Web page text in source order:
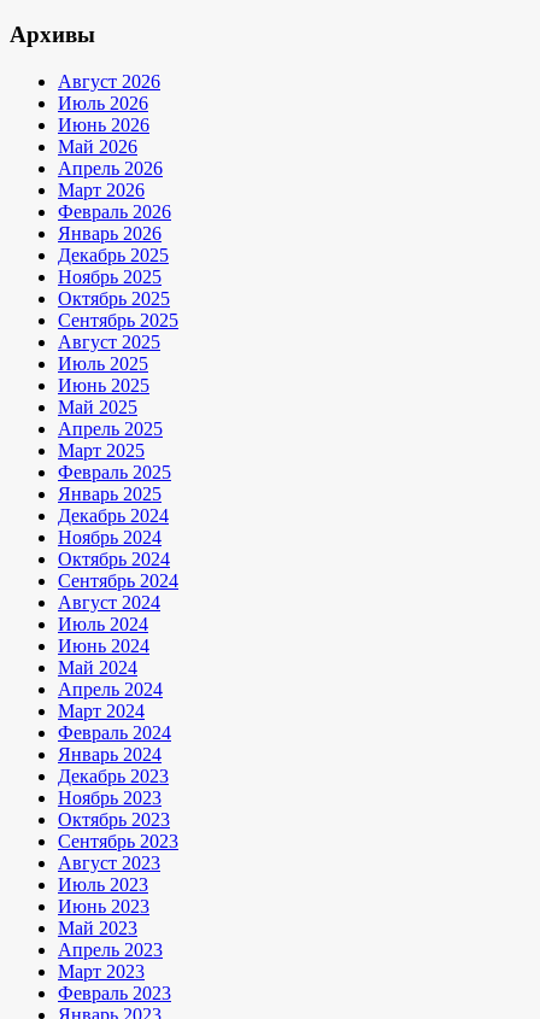
Архивы
Август 2026
Июль 2026
Июнь 2026
Май 2026
Апрель 2026
Март 2026
Февраль 2026
Январь 2026
Декабрь 2025
Ноябрь 2025
Октябрь 2025
Сентябрь 2025
Август 2025
Июль 2025
Июнь 2025
Май 2025
Апрель 2025
Март 2025
Февраль 2025
Январь 2025
Декабрь 2024
Ноябрь 2024
Октябрь 2024
Сентябрь 2024
Август 2024
Июль 2024
Июнь 2024
Май 2024
Апрель 2024
Март 2024
Февраль 2024
Январь 2024
Декабрь 2023
Ноябрь 2023
Октябрь 2023
Сентябрь 2023
Август 2023
Июль 2023
Июнь 2023
Май 2023
Апрель 2023
Март 2023
Февраль 2023
Январь 2023